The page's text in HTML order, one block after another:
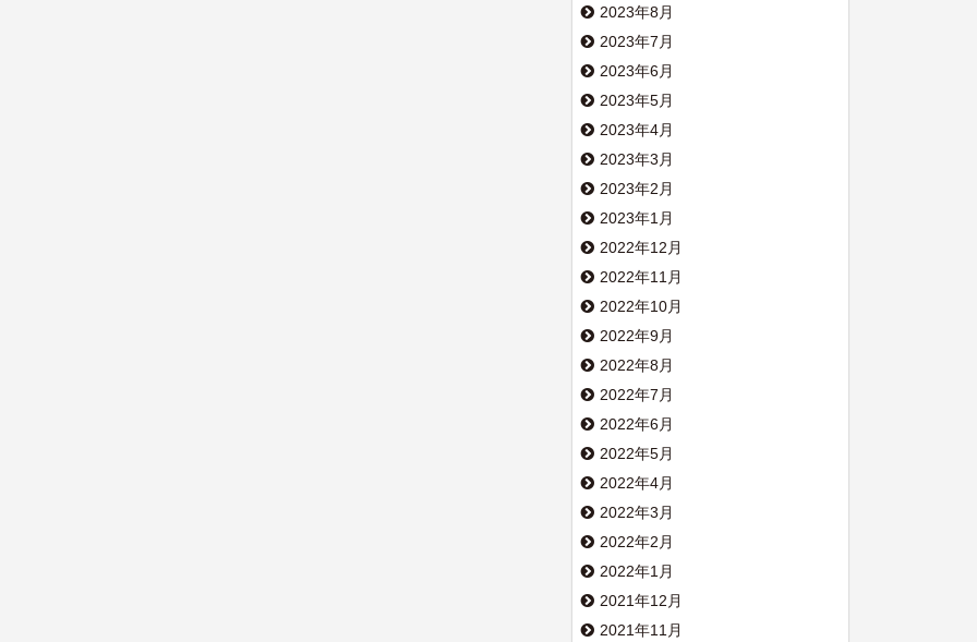
2023年8月
2023年7月
2023年6月
2023年5月
2023年4月
2023年3月
2023年2月
2023年1月
2022年12月
2022年11月
2022年10月
2022年9月
2022年8月
2022年7月
2022年6月
2022年5月
2022年4月
2022年3月
2022年2月
2022年1月
2021年12月
2021年11月